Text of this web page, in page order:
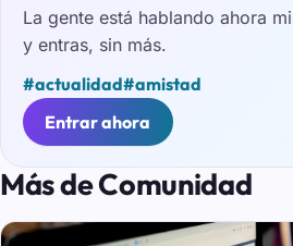
La gente está hablando ahora
y entras, sin más.
#actualidad#amistad
Entrar ahora
Más de Comunidad